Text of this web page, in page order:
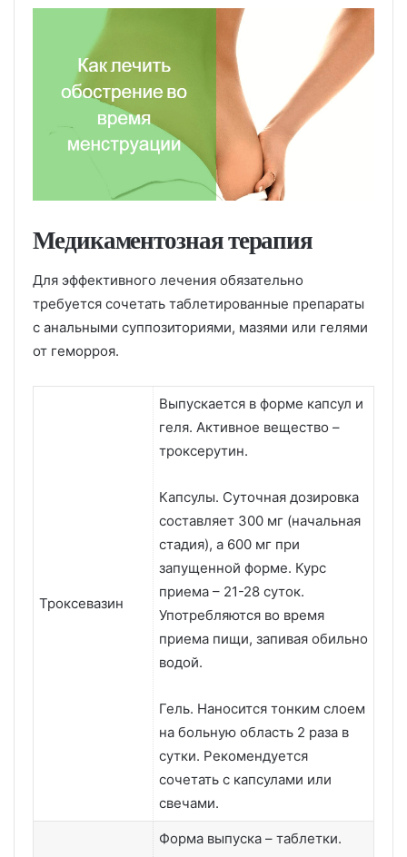
Медикаментозная терапия
Для эффективного лечения обязательно
требуется сочетать таблетированные препараты
с анальными суппозиториями, мазями или гелями
от геморроя.
Троксевазин
Выпускается в форме капсул и
геля. Активное вещество –
троксерутин.
Капсулы. Суточная дозировка
составляет 300 мг (начальная
стадия), а 600 мг при
запущенной форме. Курс
приема – 21-28 суток.
Употребляются во время
приема пищи, запивая обильно
водой.
Гель. Наносится тонким слоем
на больную область 2 раза в
сутки. Рекомендуется
сочетать с капсулами или
свечами.
Форма выпуска – таблетки.